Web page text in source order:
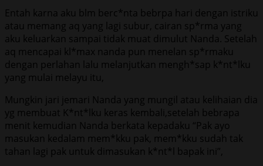
Entah karna aku blm berc*nta bebrpa hari dengan istriku
atau memang aq yang lagi subur, cairan sp*rma yang
aku keluarkan sampai tidak muat dimulut Nanda. Setelah
aq mencapai kl*max nanda pun menelan sp*rmaku
dengan perlahan lalu melanjutkan mengh*sap k*nt*lku
yang mulai melayu itu,
Mungkin jari jemari Nanda yang mungil atau kelihaian dia
yg membuat K*nt*lku keras kembali,setelah bebrapa
menit kemudian Nanda berkata kepadaku “Pak ayo
masukan kedalam mem*kku pak, mem*kku sudah tak
tahan lagi pak untuk dimasukan k*nt*l bapak ini”,